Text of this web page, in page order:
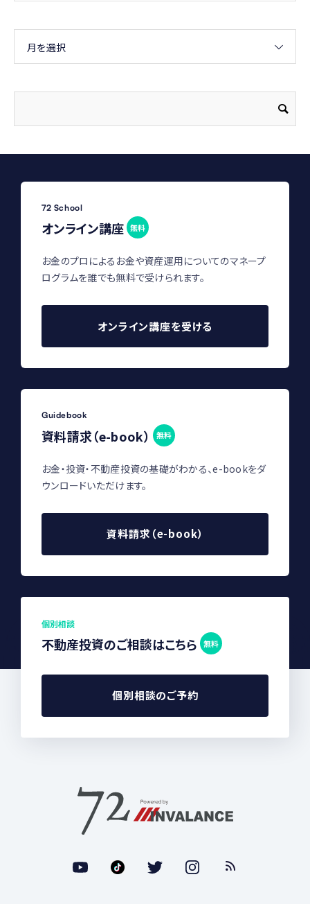
月を選択
72 School
オンライン講座 無料
お金のプロによるお金や資産運用についてのマネープ
ログラムを誰でも無料で受けられます。
オンライン講座を受ける
Guidebook
資料請求（e-book） 無料
お金・投資・不動産投資の基礎がわかる、e-bookをダ
ウンロードいただけます。
資料請求（e-book）
個別相談
不動産投資のご相談はこちら 無料
個別相談のご予約